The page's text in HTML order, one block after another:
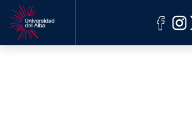
ACREDITACIÓN